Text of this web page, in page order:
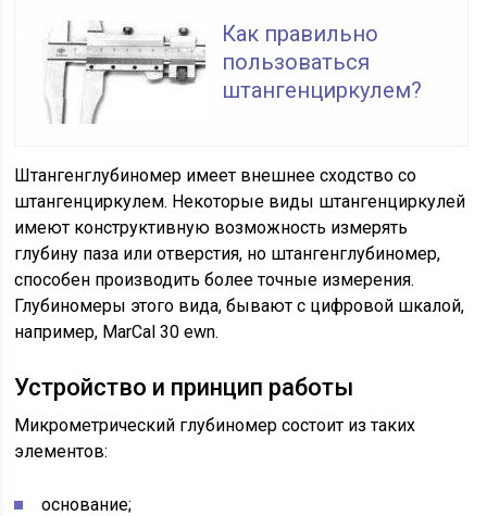
Как правильно
пользоваться
штангенциркулем?
Штангенглубиномер имеет внешнее сходство со
штангенциркулем. Некоторые виды штангенциркулей
имеют конструктивную возможность измерять
глубину паза или отверстия, но штангенглубиномер,
способен производить более точные измерения.
Глубиномеры этого вида, бывают с цифровой шкалой,
например, MarCal 30 ewn.
Устройство и принцип работы
Микрометрический глубиномер состоит из таких
элементов:
основание;